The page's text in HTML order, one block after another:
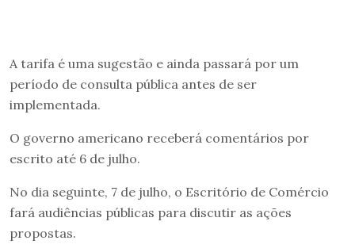
A tarifa é uma sugestão e ainda passará por um
período de consulta pública antes de ser
implementada.
O governo americano receberá comentários por
escrito até 6 de julho.
No dia seguinte, 7 de julho, o Escritório de Comércio
fará audiências públicas para discutir as ações
propostas.